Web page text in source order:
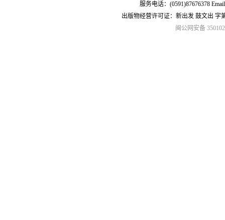
服务电话：(0591)87676378
出版物经营许可证：新出发 鼓文出
闽公网安备